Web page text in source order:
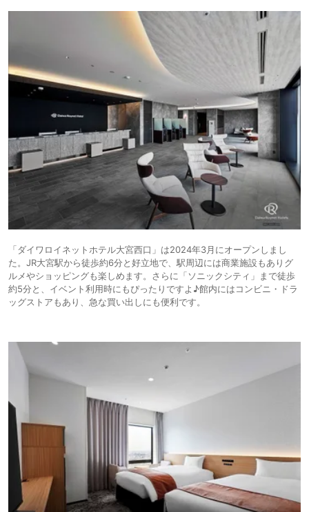
「ダイワロイネットホテル大宮西口」は2024年3月にオープンしまし
た。JR大宮駅から徒歩約6分と好立地で、駅周辺には商業施設もありグ
ルメやショッピングも楽しめます。さらに「ソニックシティ」まで徒歩
約5分と、イベント利用時にもぴったりですよ♪館内にはコンビニ・ドラ
ッグストアもあり、急な買い出しにも便利です。